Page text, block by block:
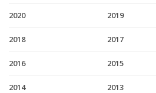
2020 2019
2018 2017
2016 2015
2014 2013